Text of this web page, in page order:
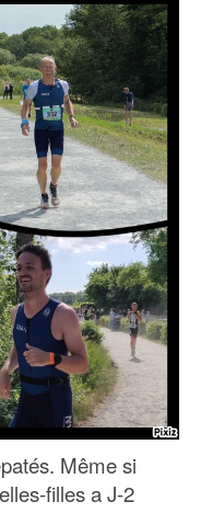
Même si
filles a J-2